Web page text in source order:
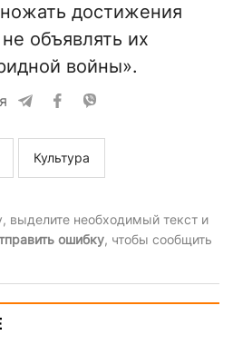
достижения
объявлять их
войны».
Культура
выделите необходимый текст и
ошибку, чтобы сообщить